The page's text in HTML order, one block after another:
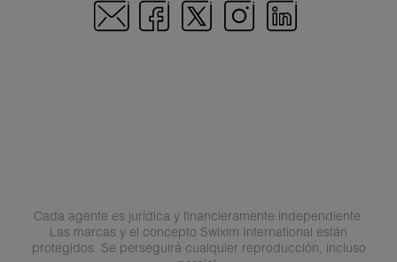
Cada agente es jurídica y financieramente independiente.
Las marcas y el concepto Swixim International están
protegidos. Se perseguirá cualquier reproducción, incluso